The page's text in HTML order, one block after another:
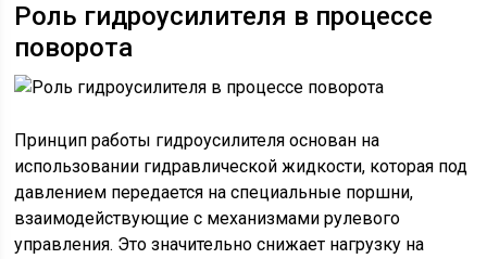
Роль гидроусилителя в процессе
поворота
Принцип работы гидроусилителя основан на
использовании гидравлической жидкости, которая под
давлением передается на специальные поршни,
взаимодействующие с механизмами рулевого
управления. Это значительно снижает нагрузку на